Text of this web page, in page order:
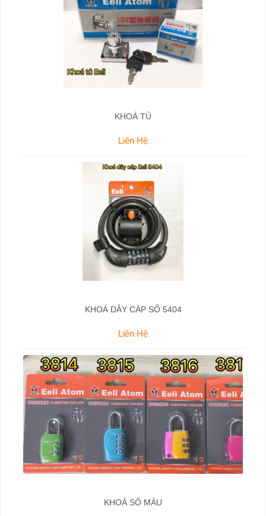
KHOÁ TỦ
Liên Hệ
KHOÁ DÂY CÁP SỐ 5404
Liên Hệ
KHOÁ SỐ MÀU